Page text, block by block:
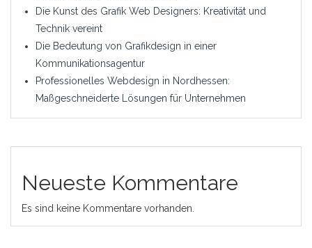
Die Kunst des Grafik Web Designers: Kreativität und
Technik vereint
Die Bedeutung von Grafikdesign in einer
Kommunikationsagentur
Professionelles Webdesign in Nordhessen:
Maßgeschneiderte Lösungen für Unternehmen
Neueste Kommentare
Es sind keine Kommentare vorhanden.